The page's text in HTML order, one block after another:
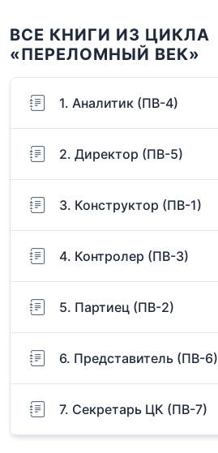
ВСЕ КНИГИ ИЗ ЦИКЛА
«ПЕРЕЛОМНЫЙ ВЕК»
1. Аналитик (ПВ-4)
2. Директор (ПВ-5)
3. Конструктор (ПВ-1)
4. Контролер (ПВ-3)
5. Партиец (ПВ-2)
6. Представитель (ПВ-6)
7. Секретарь ЦК (ПВ-7)